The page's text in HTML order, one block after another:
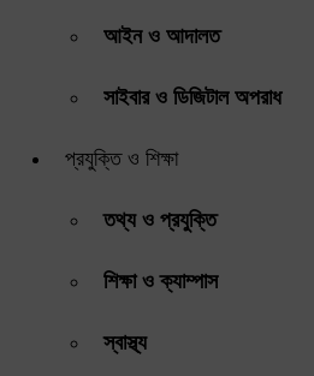
আইন ও আদালত
সাইবার ও ডিজিটাল অপরাধ
প্রযুক্তি ও শিক্ষা
তথ্য ও প্রযুক্তি
শিক্ষা ও ক্যাম্পাস
স্বাস্থ্য